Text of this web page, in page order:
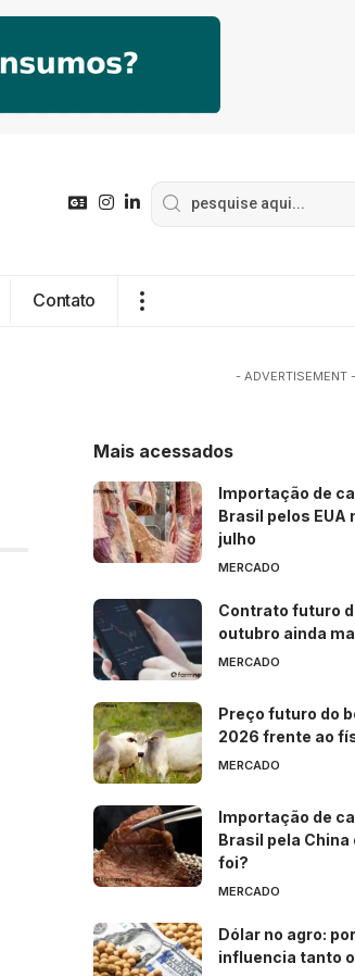
Contato
- ADVERTISEMENT -
Mais acessados
Importação de
Brasil pelos EUA
julho
MERCADO
Contrato futuro
outubro ainda
MERCADO
Preço futuro do
2026 frente ao
MERCADO
Importação de
Brasil pela China
foi?
MERCADO
Dólar no agro:
influencia tanto